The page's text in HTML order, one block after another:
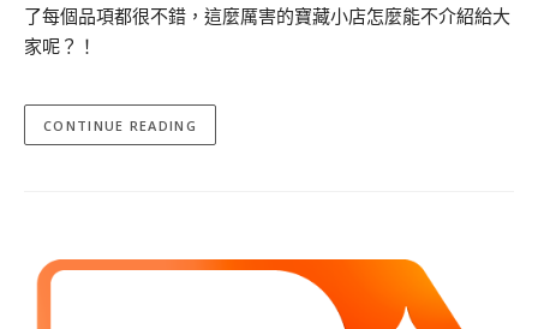
了每個品項都很不錯，這麼厲害的寶藏小店怎麼能不介紹給大
家呢？！
CONTINUE READING